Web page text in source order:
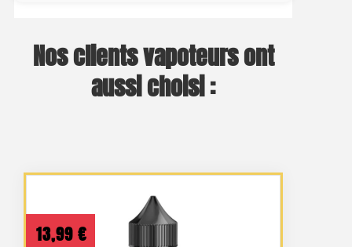
Nos clients vapoteurs ont
aussi choisi :
13,99 €